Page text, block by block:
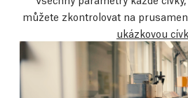
můžete zkontrolovat na
ukázkovou